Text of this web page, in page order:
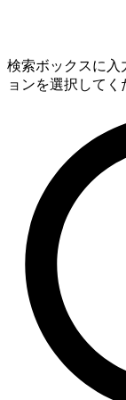
検索ボックスに入
ョンを選択してく